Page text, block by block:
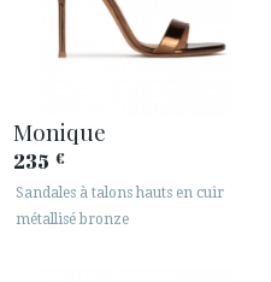
Monique
235 €
Sandales à talons hauts en cuir
métallisé bronze